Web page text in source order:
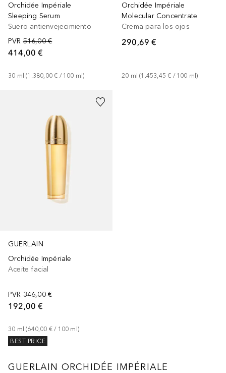
Orchidée Impériale
Sleeping Serum
Suero antienvejecimiento
PVR 516,00 €
414,00 €
30 ml (1.380,00 € / 100 ml)
Orchidée Impériale
Molecular Concentrate
Crema para los ojos
290,69 €
20 ml (1.453,45 € / 100 ml)
GUERLAIN
Orchidée Impériale
Aceite facial
PVR 346,00 €
192,00 €
30 ml (640,00 € / 100 ml)
BEST PRICE
GUERLAIN ORCHIDÉE IMPÉRIALE